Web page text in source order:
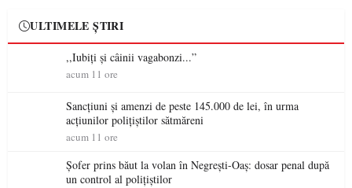
ULTIMELE ȘTIRI
,,Iubiți și câinii vagabonzi...”
acum 11 ore
Sancțiuni și amenzi de peste 145.000 de lei, în urma
acțiunilor polițiștilor sătmăreni
acum 11 ore
Șofer prins băut la volan în Negrești-Oaș: dosar penal după
un control al polițiștilor